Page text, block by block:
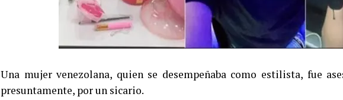
Una mujer venezolana, quien se desempeñaba como estilista, fue
presuntamente, por un sicario.